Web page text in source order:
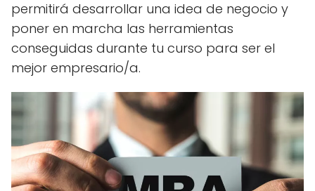
permitirá desarrollar una idea de negocio y
poner en marcha las herramientas
conseguidas durante tu curso para ser el
mejor empresario/a.